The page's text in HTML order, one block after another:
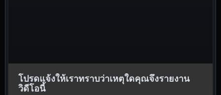
โปรดแจ้งให้เราทราบว่าเหตุใดคุณจึงรายงาน
วิดีโอนี้